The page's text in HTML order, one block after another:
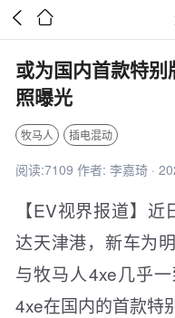
 
或为国内首款特
照曝光
牧马人 插电混动
阅读:7109 作者: 李嘉琦 ·
【EV视界报道】
达天津港，新车为
与牧马人4xe几乎
4xe在国内的首款特